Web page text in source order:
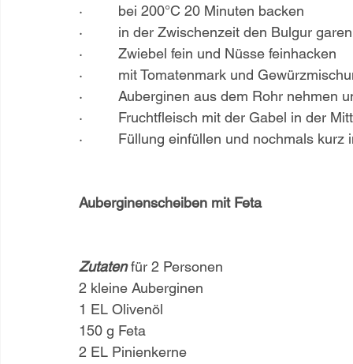
·         bei 200°C 20 Minuten backen
·         in der Zwischenzeit den Bulgur garen
·         Zwiebel fein und Nüsse feinhacken
·         mit Tomatenmark und
·         Auberginen aus dem Rohr nehmen
·         Fruchtfleisch mit der Gabel in der
·         Füllung einfüllen und nochmals
Auberginenscheiben mit Feta
Zutaten für 2 Personen
2 kleine Auberginen
1 EL Olivenöl
150 g Feta
2 EL Pinienkerne